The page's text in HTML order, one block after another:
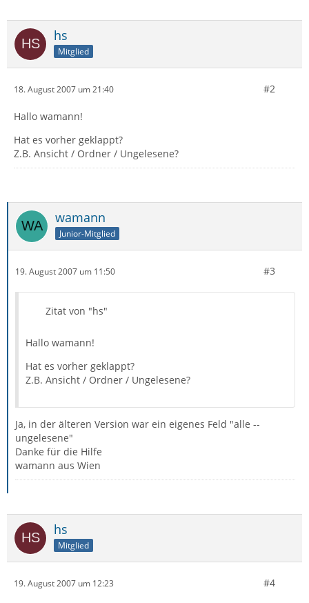
hs
Mitglied
18. August 2007 um 21:40 #2
Hallo wamann!
Hat es vorher geklappt?
Z.B. Ansicht / Ordner / Ungelesene?
wamann
Junior-Mitglied
19. August 2007 um 11:50 #3
Zitat von "hs"
Hallo wamann!
Hat es vorher geklappt?
Z.B. Ansicht / Ordner / Ungelesene?
Ja, in der älteren Version war ein eigenes Feld "alle --
ungelesene"
Danke für die Hilfe
wamann aus Wien
hs
Mitglied
19. August 2007 um 12:23 #4